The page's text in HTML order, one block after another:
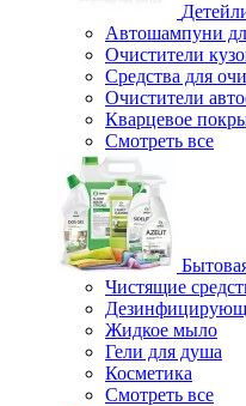
Автошампуни
Очистители
Средства для
Очистители
Кварцевое
Смотреть все
Чистящие
Жидкое мыло
Гели для душа
Косметика
Смотреть все